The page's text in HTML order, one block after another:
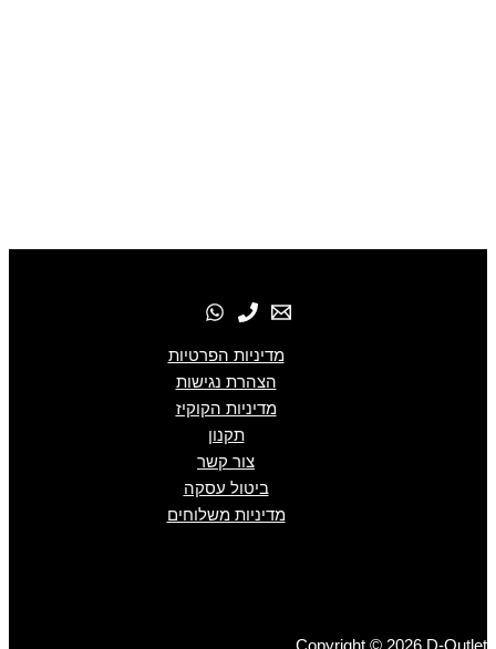
מדיניות הפרטיות
הצהרת נגישות
מדיניות הקוקיז
תקנון
צור קשר
ביטול עסקה
מדיניות משלוחים
Copyright © 2026 D-Outlet